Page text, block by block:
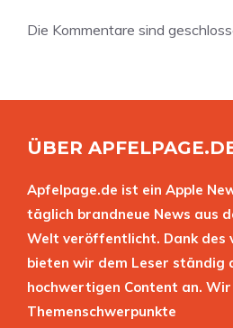
Die Kommentare sind
ÜBER
Apfelpage.de ist ein Apple
täglich brandneue News aus
Welt veröffentlicht. Dank des
bieten wir dem Leser ständig
hochwertigen Content an.
Themenschwerpunkte